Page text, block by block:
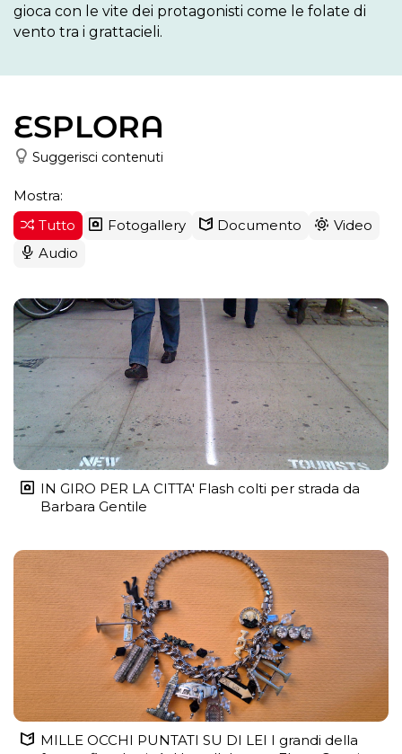
gioca con le vite dei protagonisti come le folate di
vento tra i grattacieli.
ESPLORA
Suggerisci contenuti
Mostra:
Tutto
Fotogallery Documento
Video
Audio
IN GIRO PER LA CITTA' Flash colti per strada da
Barbara Gentile
MILLE OCCHI PUNTATI SU DI LEI I grandi della